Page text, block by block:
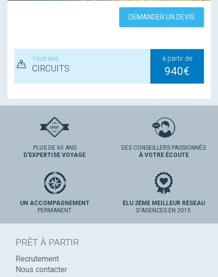
DEMANDER UN DEVIS
TOUS NOS
CIRCUITS
à partir de
940€
PLUS DE 60 ANS
D'EXPERTISE VOYAGE
DES CONSEILLERS PASSIONNÉS
À VOTRE ÉCOUTE
UN ACCOMPAGNEMENT
PERMANENT
ÉLU 2ÈME MEILLEUR RÉSEAU
D'AGENCES EN 2015
PRÊT À PARTIR
Recrutement
Nous contacter